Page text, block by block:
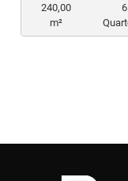
240,00
m²
6